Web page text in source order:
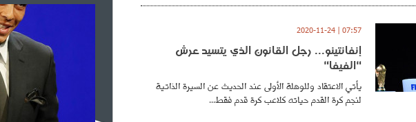
07:57 | 2020-11-24
إنفانتينو... رجل القانون الذي يتسيد عرش
"الفيفا"
يأتي الاعتقاد وللوهلة الأولى عند الحديث عن السيرة الذاتية
لنجم كرة القدم حياته كلاعب كرة قدم فقط...